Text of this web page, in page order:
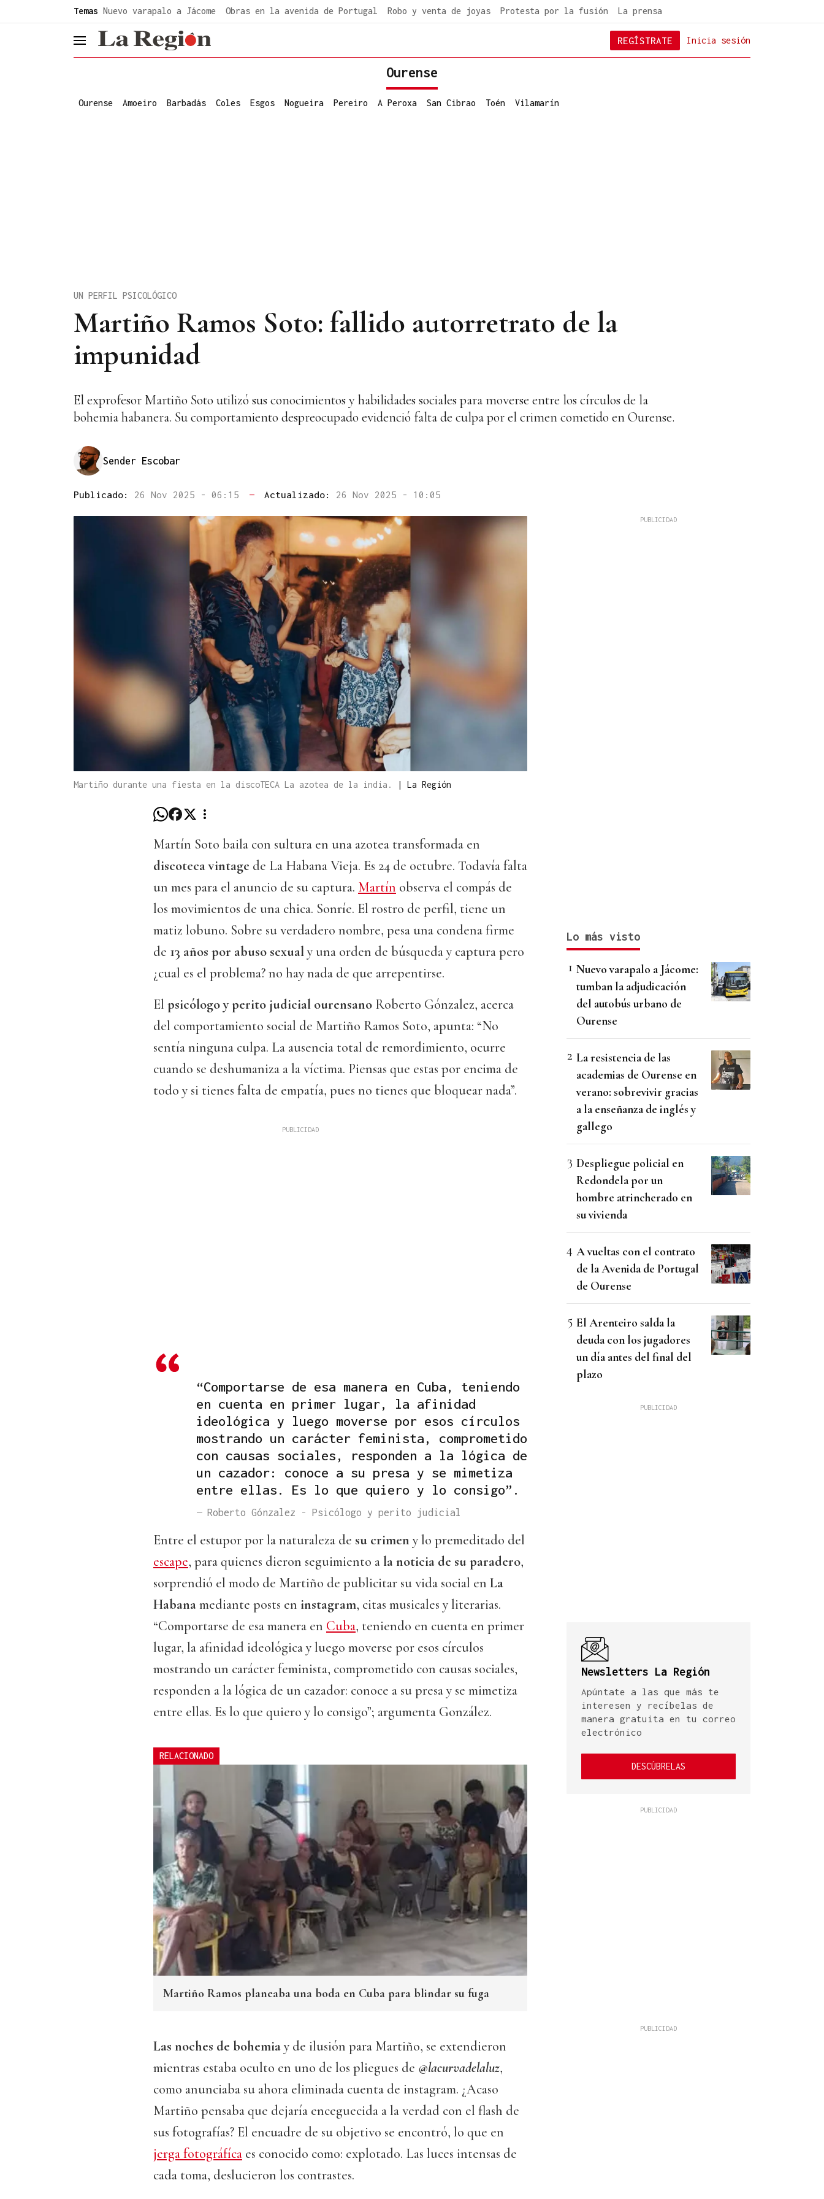
Temas Nuevo varapalo a Jácome Obras en la avenida de Portugal Robo y venta de joyas Protesta por la fusión La prensa
header.menu.open Inicia sesión
REGÍSTRATE
Ourense
Ourense Amoeiro Barbadás Coles Esgos Nogueira Pereiro A Peroxa San Cibrao Toén Vilamarín
Martiño Ramos Soto: fallido autorretrato de la
impunidad
UN PERFIL PSICOLÓGICO
El exprofesor Martiño Soto utilizó sus conocimientos y habilidades sociales para moverse entre los círculos de la
bohemia habanera. Su comportamiento despreocupado evidenció falta de culpa por el crimen cometido en Ourense.
Sender Escobar
Publicado: 26 Nov 2025 - 06:15 — Actualizado: 26 Nov 2025 - 10:05
Martiño durante una fiesta en la discoTECA La azotea de la india. | La Región
Martín Soto baila con sultura en una azotea transformada en
discoteca vintage de La Habana Vieja. Es 24 de octubre. Todavía falta
un mes para el anuncio de su captura. Martín observa el compás de
los movimientos de una chica. Sonríe. El rostro de perfil, tiene un
matiz lobuno. Sobre su verdadero nombre, pesa una condena firme
de 13 años por abuso sexualy una orden de búsqueda y captura pero
¿cual es el problema? no hay nada de que arrepentirse.
El psicólogo y perito judicial ourensano Roberto Gónzalez, acerca
del comportamiento social de Martiño Ramos Soto, apunta: “No
sentía ninguna culpa. La ausencia total de remordimiento, ocurre
cuando se deshumaniza a la víctima. Piensas que estas por encima de
todo y si tienes falta de empatía, pues no tienes que bloquear nada”.
“Comportarse de esa manera en Cuba, teniendo
en cuenta en primer lugar, la afinidad
ideológica y luego moverse por esos círculos
mostrando un carácter feminista, comprometido
con causas sociales, responden a la lógica de
un cazador: conoce a su presa y se mimetiza
entre ellas. Es lo que quiero y lo consigo”.
— Roberto Gónzalez - Psicólogo y perito judicial
Entre el estupor por la naturaleza de su crimen y lo premeditado del
escape, para quienes dieron seguimiento a la noticia de su paradero,
sorprendió el modo de Martiño de publicitar su vida social en La
Habanamediante posts en instagram, citas musicales y literarias.
“Comportarse de esa manera en Cuba, teniendo en cuenta en primer
lugar, la afinidad ideológica y luego moverse por esos círculos
mostrando un carácter feminista, comprometido con causas sociales,
responden a la lógica de un cazador: conoce a su presa y se mimetiza
entre ellas. Es lo que quiero y lo consigo”; argumenta González.
RELACIONADO
Martiño Ramos planeaba una boda en Cuba para blindar su fuga
Las noches de bohemiay de ilusión para Martiño, se extendieron
mientras estaba oculto en uno de los pliegues de @lacurvadelaluz,
como anunciaba su ahora eliminada cuenta de instagram. ¿Acaso
Martiño pensaba que dejaría enceguecida a la verdad con el flash de
sus fotografías? El encuadre de su objetivo se encontró, lo que en
jerga fotográfíca es conocido como: explotado. Las luces intensas de
cada toma, deslucieron los contrastes.
Lo más visto
Nuevo varapalo a Jácome:
tumban la adjudicación
del autobús urbano de
Ourense
La resistencia de las
academias de Ourense en
verano: sobrevivir gracias
a la enseñanza de inglés y
gallego
Despliegue policial en
Redondela por un
hombre atrincherado en
su vivienda
A vueltas con el contrato
de la Avenida de Portugal
de Ourense
El Arenteiro salda la
deuda con los jugadores
un día antes del final del
plazo
Newsletters La Región
Apúntate a las que más te
interesen y recíbelas de
manera gratuita en tu correo
electrónico
DESCÚBRELAS